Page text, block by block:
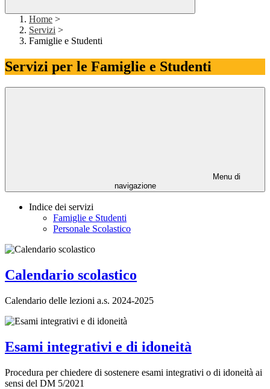
Home >
Servizi >
Famiglie e Studenti
Servizi per le Famiglie e Studenti
Menu di
navigazione
Indice dei servizi
Famiglie e Studenti
Personale Scolastico
Calendario scolastico
Calendario delle lezioni a.s. 2024-2025
Esami integrativi e di idoneità
Procedura per chiedere di sostenere esami integrativi o di idoneità ai
sensi del DM 5/2021